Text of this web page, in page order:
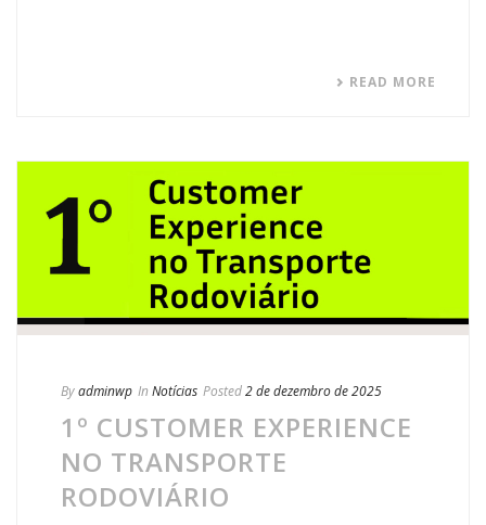
READ MORE
Byadminwp In Notícias Posted2 de dezembro de 2025
1º CUSTOMER EXPERIENCE
NO TRANSPORTE
RODOVIÁRIO